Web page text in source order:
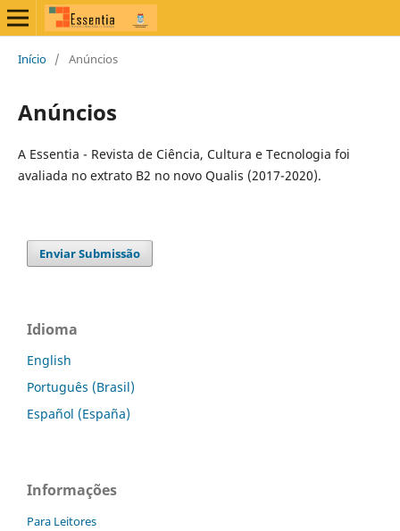
Início / Anúncios
Anúncios
A Essentia - Revista de Ciência, Cultura e Tecnologia foi
avaliada no extrato B2 no novo Qualis (2017-2020).
Enviar Submissão
Idioma
English
Português (Brasil)
Español (España)
Informações
Para Leitores